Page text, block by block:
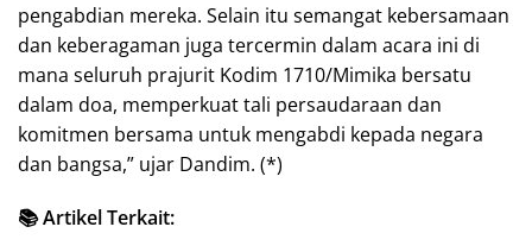
pengabdian mereka. Selain itu semangat kebersamaan
dan keberagaman juga tercermin dalam acara ini di
mana seluruh prajurit Kodim 1710/Mimika bersatu
dalam doa, memperkuat tali persaudaraan dan
komitmen bersama untuk mengabdi kepada negara
dan bangsa,” ujar Dandim. (*)
📚 Artikel Terkait: